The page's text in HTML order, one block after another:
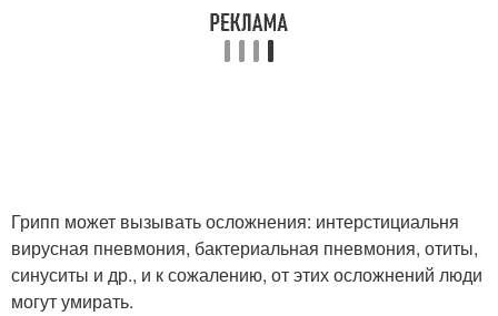
Грипп может вызывать осложнения: интерстициальня
вирусная пневмония, бактериальная пневмония, отиты,
синуситы и др., и к сожалению, от этих осложнений люди
могут умирать.